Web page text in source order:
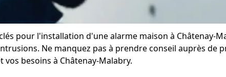
pour l'installation d'une alarme maison à
Ne manquez pas à prendre conseil auprès
besoins à Châtenay-Malabry.